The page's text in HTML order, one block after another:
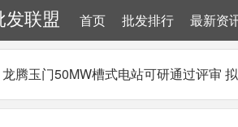
发联盟 首页 批发排行 最新资
龙腾玉门50MW槽式电站可研通过评审